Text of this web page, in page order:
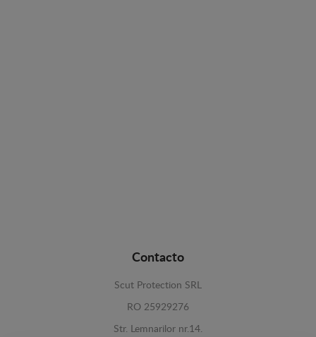
Contacto
Scut Protection SRL
RO 25929276
Str. Lemnarilor nr.14.